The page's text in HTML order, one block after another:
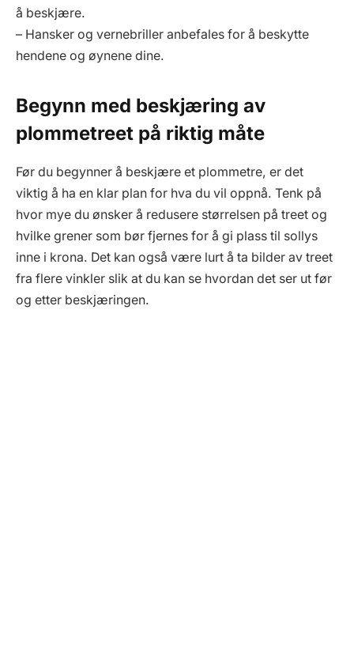
å beskjære.
– Hansker og vernebriller anbefales for å beskytte
hendene og øynene dine.
Begynn med beskjæring av
plommetreet på riktig måte
Før du begynner å beskjære et plommetre, er det
viktig å ha en klar plan for hva du vil oppnå. Tenk på
hvor mye du ønsker å redusere størrelsen på treet og
hvilke grener som bør fjernes for å gi plass til sollys
inne i krona. Det kan også være lurt å ta bilder av treet
fra flere vinkler slik at du kan se hvordan det ser ut før
og etter beskjæringen.